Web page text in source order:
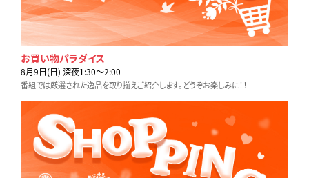
お買い物パラダイス
8月9日(日) 深夜1:30〜2:00
番組では厳選された逸品を取り揃えご紹介します。どうぞお楽しみに！！